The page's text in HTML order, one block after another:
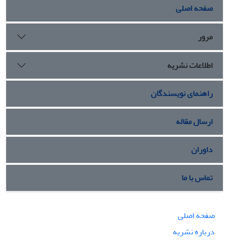
صفحه اصلی
مرور
اطلاعات نشریه
راهنمای نویسندگان
ارسال مقاله
داوران
تماس با ما
صفحه اصلی
درباره نشریه